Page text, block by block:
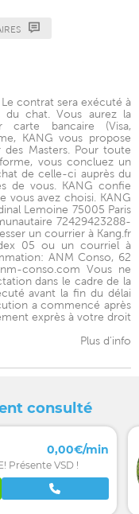
contrat sera exécuté à
du chat. Vous aurez la
bancaire (Visa,
KANG vous propose
Masters. Pour toute
vous concluez un
de celle-ci auprès du
de vous. KANG confie
vous avez choisi. KANG
Lemoine 75005 Paris
72429423288-
un courrier à Kang.fr
05 ou un courriel à
ANM Conso, 62
conso.com Vous ne
dans le cadre de la
avant la fin du délai
a commencé après
exprès à votre droit
Plus d'info
consulté
0,00€/min
Présente VSD !